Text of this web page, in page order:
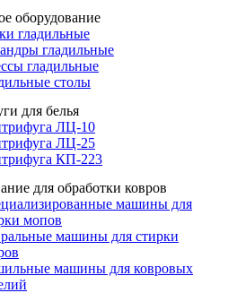
оборудование
гладильные
гладильные
гладильные
столы
для белья
ЛЦ-10
ЛЦ-25
КП-223
для обработки ковров
машины для
мопов
машины для стирки
машины для ковровых